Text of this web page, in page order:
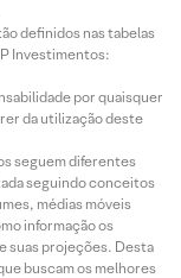
definidos nas tabelas
Investimentos:
por quaisquer
da utilização deste
seguem diferentes
seguindo conceitos
médias móveis
informação os
suas projeções. Desta
buscam os melhores